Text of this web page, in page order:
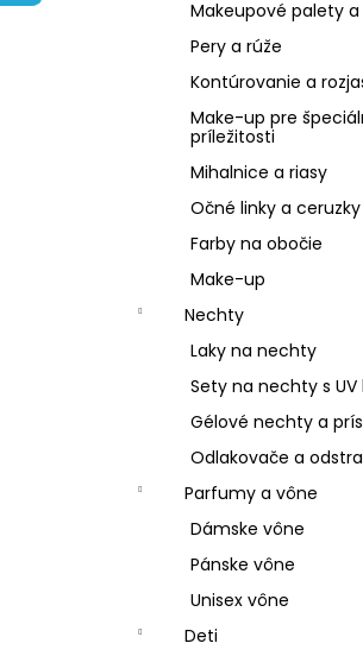
Makeupové palety
Pery a rúže
Kontúrovanie a
Make-up pre
príležitosti
Mihalnice a riasy
Očné linky a ceruzky
Farby na obočie
Make-up
Nechty
Laky na nechty
Sety na nechty s
Gélové nechty a
Odlakovače a
Parfumy a vône
Dámske vône
Pánske vône
Unisex vône
Deti
NZ DERMOCOSMETICS
PIGMENTOVÝM ŠKVRNÁM
DERMOKOZMETICKÝ KRÉM
ZJEDNOTENIE TÓNU PLETI